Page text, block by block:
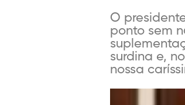
O
ponto sem
surdina e,
nossa